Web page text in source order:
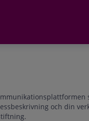
och din